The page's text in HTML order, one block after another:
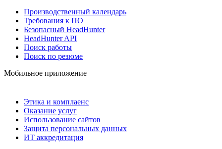
Производственный календарь
Требования к ПО
Безопасный HeadHunter
HeadHunter API
Поиск работы
Поиск по резюме
Мобильное приложение
Этика и комплаенс
Оказание услуг
Использование сайтов
Защита персональных данных
ИТ аккредитация